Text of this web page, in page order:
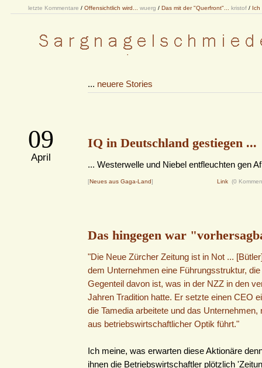
letzte Kommentare / Offensichtlich wird... wuerg / Das mit der "Querfront"... kristof / Ich
... neuere Stories
09
April
IQ in Deutschland gestiegen ...
... Westerwelle und Niebel entfleuchten gen
[Neues aus Gaga-Land] Link (0
Das hingegen war
"Die Neue Zürcher Zeitung ist in Not ...
dem Unternehmen eine Führungsstruktur,
Gegenteil davon ist, was in der NZZ in den
Jahren Tradition hatte. Er setzte einen CEO
die Tamedia arbeitete und das Unternehmen,
aus betriebswirtschaftlicher Optik führt."
Ich meine, was erwarten diese Aktionäre
ihnen die Betriebswirtschaftler plötzlich